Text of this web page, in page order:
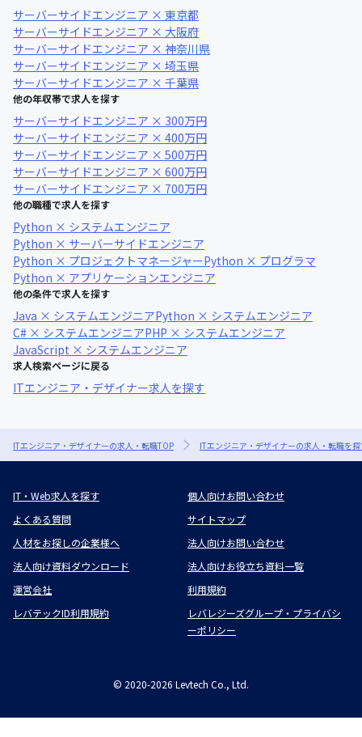
サーバーサイドエンジニア × 東京都
サーバーサイドエンジニア × 大阪府
サーバーサイドエンジニア × 神奈川県
サーバーサイドエンジニア × 埼玉県
サーバーサイドエンジニア × 千葉県
他の年収帯で求人を探す
サーバーサイドエンジニア × 300万円
サーバーサイドエンジニア × 400万円
サーバーサイドエンジニア × 500万円
サーバーサイドエンジニア × 600万円
サーバーサイドエンジニア × 700万円
他の職種で求人を探す
Python × システムエンジニア
Python × サーバーサイドエンジニア
Python × プロジェクトマネージャーPython × プログラマ
Python × アプリケーションエンジニア
他の条件で求人を探す
Java × システムエンジニアPython × システムエンジニア
C# × システムエンジニアPHP × システムエンジニア
JavaScript × システムエンジニア
求人検索ページに戻る
ITエンジニア・デザイナー求人を探す
ITエンジニア・デザイナーの求人・転職TOP ITエンジニア・デザイナーの求人・転職を
IT・Web求人を探す
個人向けお問い合わせ
よくある質問
サイトマップ
人材をお探しの企業様へ
法人向けお問い合わせ
法人向け資料ダウンロード
法人向けお役立ち資料一覧
運営会社
利用規約
レバテックID利用規約
レバレジーズグループ・プライバシ
ーポリシー
© 2020-2026 Levtech Co., Ltd.